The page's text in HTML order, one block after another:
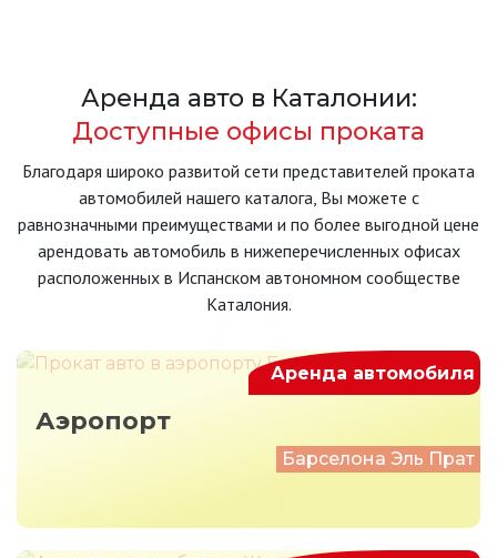
Аренда авто в Каталонии:
Доступные офисы проката
Благодаря широко развитой сети представителей проката
автомобилей нашего каталога, Вы можете с
равнозначными преимуществами и по более выгодной цене
арендовать автомобиль в нижеперечисленных офисах
расположенных в Испанском автономном сообществе
Каталония.
Аэропорт
Барселона Эль Прат
Аренда автомобиля